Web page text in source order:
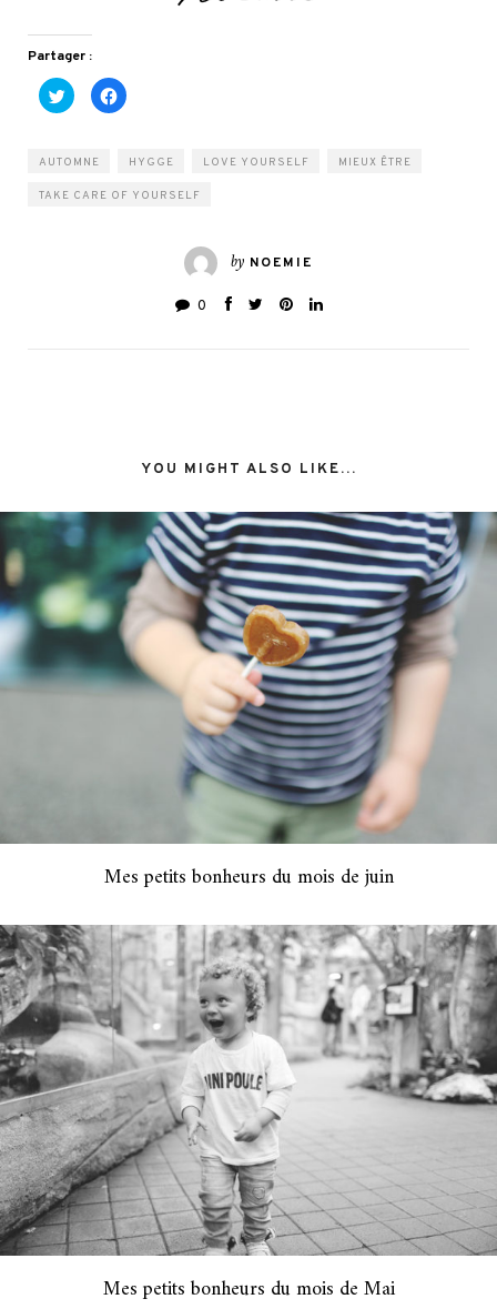
Partager :
Cliquez
pour
partager
dans
une
fenêtre)
Cliquez
pour
dans
une
fenêtre)
AUTOMNE HYGGE LOVE YOURSELF MIEUX ÊTRE
TAKE CARE OF YOURSELF
by NOEMIE
0
YOU MIGHT ALSO LIKE...
Mes petits bonheurs du mois de juin
Mes petits bonheurs du mois de Mai